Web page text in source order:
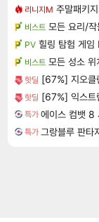
리니지M 주말패키
비스트 모든 요리/
PV 힐링 탐험 게
비스트 모든 성소
핫딜 [67%] 지오클
핫딜 [67%] 익스트
특가
특가